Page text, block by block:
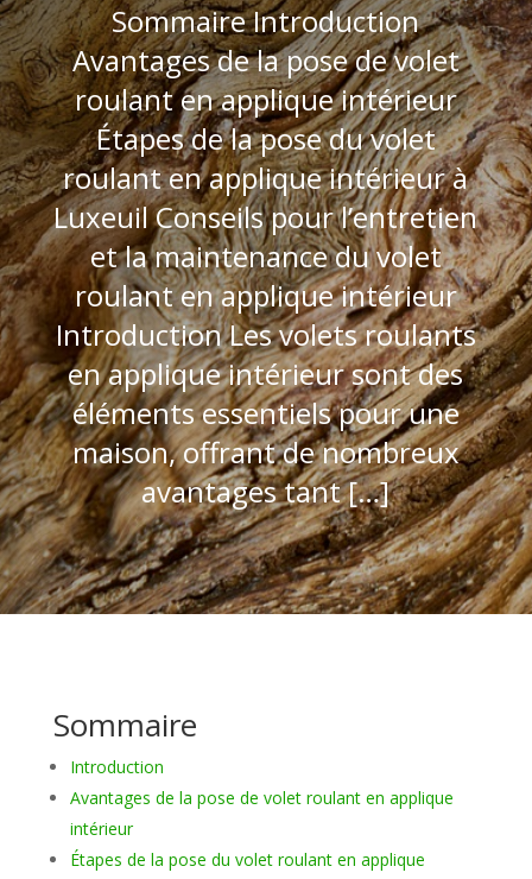
Sommaire Introduction
Avantages de la pose de volet
roulant en applique intérieur
Étapes de la pose du volet
roulant en applique intérieur à
Luxeuil Conseils pour l’entretien
et la maintenance du volet
roulant en applique intérieur
Introduction Les volets roulants
en applique intérieur sont des
éléments essentiels pour une
maison, offrant de nombreux
avantages tant […]
Sommaire
Introduction
Avantages de la pose de volet roulant en applique
intérieur
Étapes de la pose du volet roulant en applique